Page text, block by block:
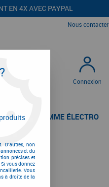
EN 4X AVEC PAYPAL
Nous contacter
Connexion
LA GAMME ÉLECTRO
D'autres, non
et du
précises et
vous donnez
Vous
à droite de la